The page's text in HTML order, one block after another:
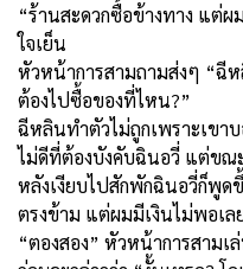
“ร้านสะดวกซื้อข้างทาง แต่
ใจเย็น
หัวหน้าการสามถามส่งๆ “ฉีห
ต้องไปซื้อของที่ไหน?”
ฉีหลินทำตัวไม่ถูกเพราะเขา
ไม่ดีที่ต้องบังคับฉินอวี่ แต่ขณ
หลังเงียบไปสักพักฉินอวี่ก็พู
ตรงข้าม แต่ผมมีเงินไม่พอเ
“ตองสอง” หัวหน้าการสาม